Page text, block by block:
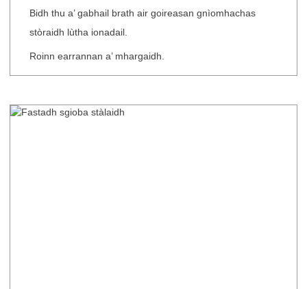
Bidh thu a’ gabhail brath air goireasan gnìomhachas
stòraidh lùtha ionadail.
Roinn earrannan a’ mhargaidh.